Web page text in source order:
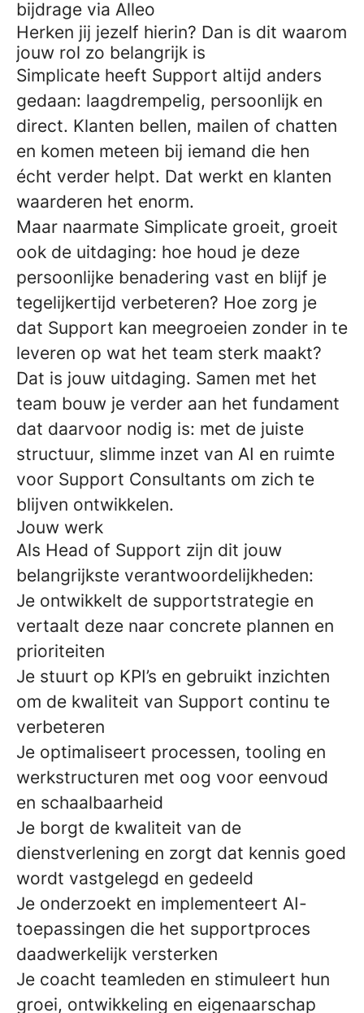
bijdrage via Alleo
Herken jij jezelf hierin? Dan is dit waarom
jouw rol zo belangrijk is
Simplicate heeft Support altijd anders
gedaan: laagdrempelig, persoonlijk en
direct. Klanten bellen, mailen of chatten
en komen meteen bij iemand die hen
écht verder helpt. Dat werkt en klanten
waarderen het enorm.
Maar naarmate Simplicate groeit, groeit
ook de uitdaging: hoe houd je deze
persoonlijke benadering vast en blijf je
tegelijkertijd verbeteren? Hoe zorg je
dat Support kan meegroeien zonder in te
leveren op wat het team sterk maakt?
Dat is jouw uitdaging. Samen met het
team bouw je verder aan het fundament
dat daarvoor nodig is: met de juiste
structuur, slimme inzet van AI en ruimte
voor Support Consultants om zich te
blijven ontwikkelen.
Jouw werk
Als Head of Support zijn dit jouw
belangrijkste verantwoordelijkheden:
Je ontwikkelt de supportstrategie en
vertaalt deze naar concrete plannen en
prioriteiten
Je stuurt op KPI’s en gebruikt inzichten
om de kwaliteit van Support continu te
verbeteren
Je optimaliseert processen, tooling en
werkstructuren met oog voor eenvoud
en schaalbaarheid
Je borgt de kwaliteit van de
dienstverlening en zorgt dat kennis goed
wordt vastgelegd en gedeeld
Je onderzoekt en implementeert AI-
toepassingen die het supportproces
daadwerkelijk versterken
Je coacht teamleden en stimuleert hun
groei, ontwikkeling en eigenaarschap